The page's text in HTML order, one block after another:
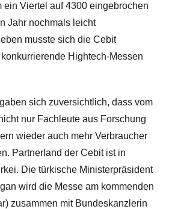
ein Viertel auf 4300 eingebrochen
Jahr nochmals leicht
musste sich die Cebit
Hightech-Messen
sich zuversichtlich, dass vom
nur Fachleute aus Forschung
wieder auch mehr Verbraucher
Partnerland der Cebit ist in
Die türkische Ministerpräsident
wird die Messe am kommenden
zusammen mit Bundeskanzlerin